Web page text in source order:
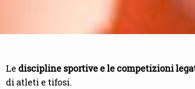
Le discipline sportive e le competizioni
di atleti e tifosi.